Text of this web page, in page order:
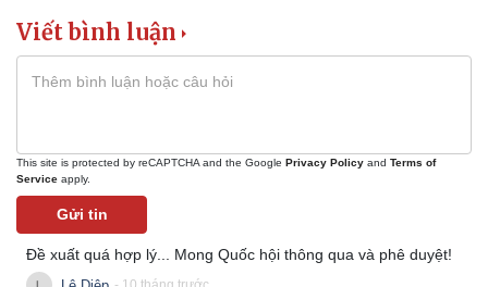
Viết bình luận
This site is protected by reCAPTCHA and the Google Privacy Policy and Terms of
Service apply.
Gửi tin
Đề xuất quá hợp lý... Mong Quốc hội thông qua và phê duyệt!